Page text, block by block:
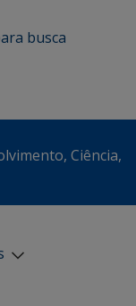
busca
Ciência,